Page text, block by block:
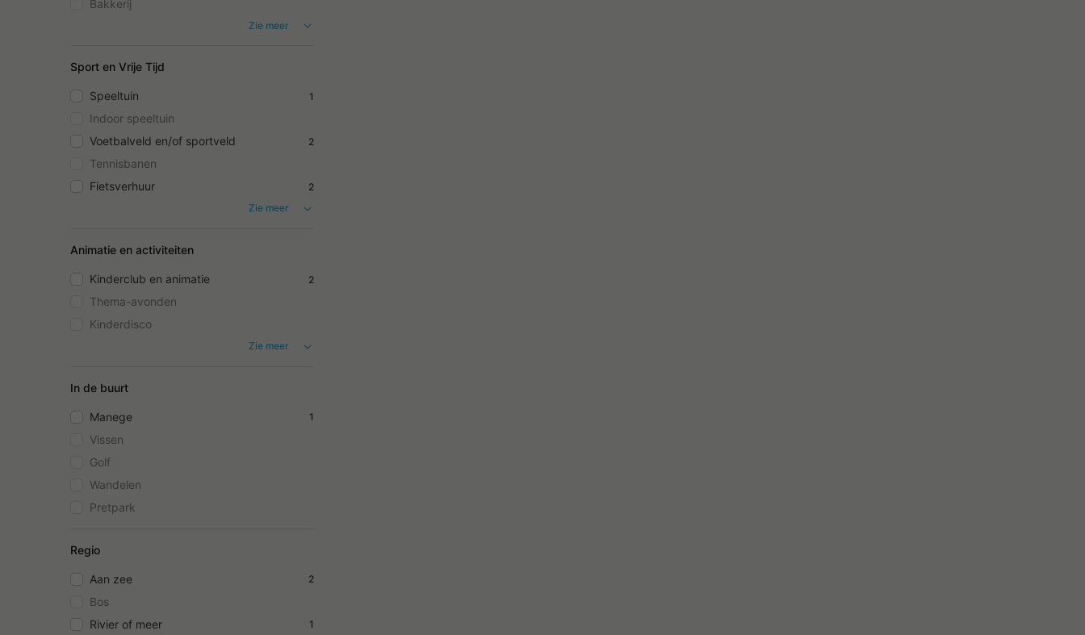
Bakkerij
Zie meer
Sport en Vrije Tijd
Speeltuin 1
Indoor speeltuin
Voetbalveld en/of sportveld
2
Tennisbanen
Fietsverhuur
2
Zie meer
Animatie en activiteiten
Kinderclub en animatie 2
Thema-avonden
Kinderdisco
Zie meer
In de buurt
Manege 1
Vissen
Golf
Wandelen
Pretpark
Regio
Aan zee 2
Bos
Rivier of meer
1